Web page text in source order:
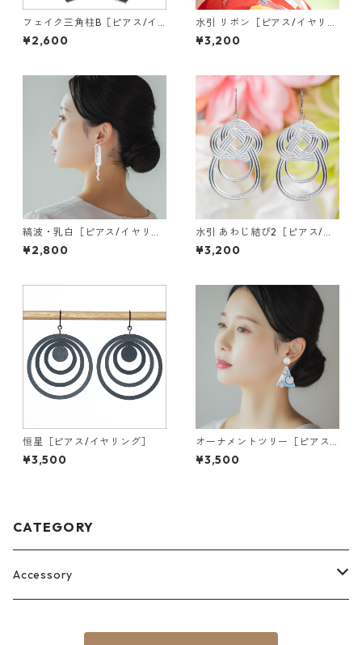
フェイク三角柱B［ピアス/イ
ヤリング］
¥2,600
水引 リボン［ピアス/イヤリン
グ］
¥3,200
縞波・乳白［ピアス/イヤリン
グ］
¥2,800
水引 あわじ結び2［ピアス/イ
ヤリング］
¥3,200
恒星［ピアス/イヤリング］
¥3,500
オーナメントツリー［ピアス/
イヤリング］
¥3,500
CATEGORY
Accessory